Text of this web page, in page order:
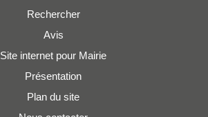
Rechercher
Avis
Site internet pour Mairie
Présentation
Plan du site